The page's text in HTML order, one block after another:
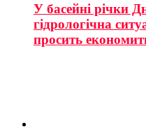
У басейні річки
гідрологічна
просить